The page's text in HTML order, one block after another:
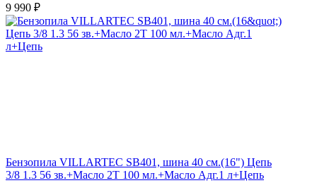
9 990
Бензопила VILLARTEC SB401, шина 40 см.(16") Цепь
3/8 1.3 56 зв.+Масло 2Т 100 мл.+Масло Адг.1 л+Цепь